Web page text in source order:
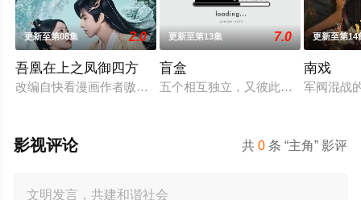
更新至第08集 2.0
吾凰在上之凤御四方
改编自快看漫画作者嗷小泽的独家连载漫画《吾凰在上》。
更新至第13集 7.0
盲盒
五个相互独立，又彼此呼应的故事——
更新至第14
南戏
军阀混战
共0 条 “主角” 影评
影视评论